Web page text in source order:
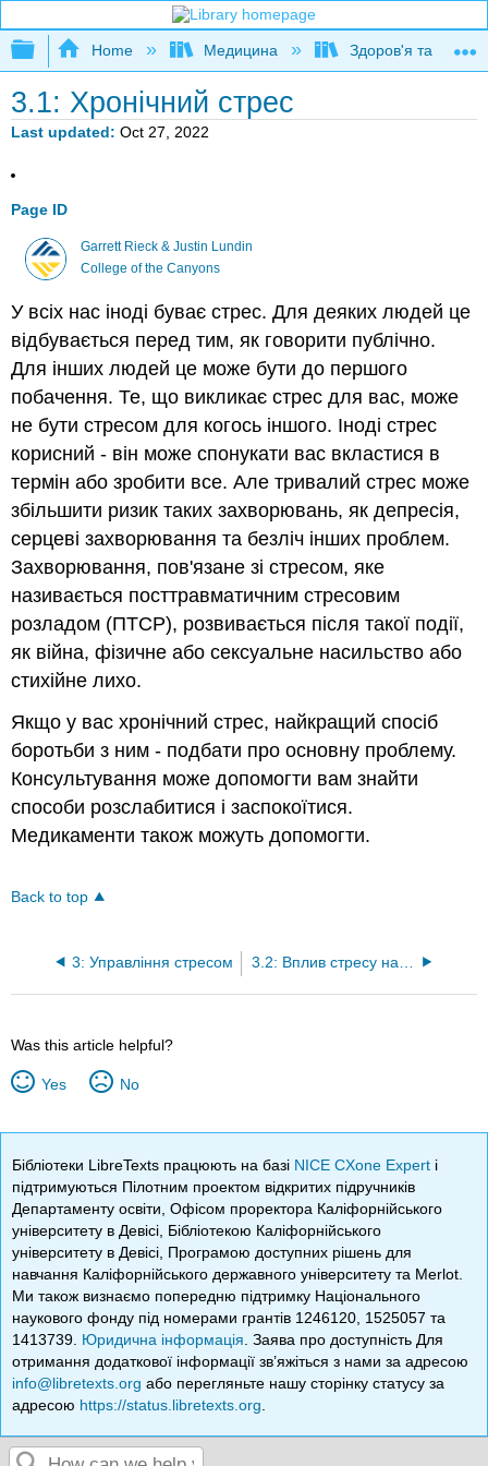
Expand/collapse global hierarchy
Home Медицина Здоров'я та фітнес
3.1: Хронічний стрес
Last updated Oct 27, 2022
Page ID
Garrett Rieck & Justin Lundin
College of the Canyons
У всіх нас іноді буває стрес. Для деяких людей це
відбувається перед тим, як говорити публічно.
Для інших людей це може бути до першого
побачення. Те, що викликає стрес для вас, може
не бути стресом для когось іншого. Іноді стрес
корисний - він може спонукати вас вкластися в
термін або зробити все. Але тривалий стрес може
збільшити ризик таких захворювань, як депресія,
серцеві захворювання та безліч інших проблем.
Захворювання, пов'язане зі стресом, яке
називається посттравматичним стресовим
розладом (ПТСР), розвивається після такої події,
як війна, фізичне або сексуальне насильство або
стихійне лихо.
Якщо у вас хронічний стрес, найкращий спосіб
боротьби з ним - подбати про основну проблему.
Консультування може допомогти вам знайти
способи розслабитися і заспокоїтися.
Медикаменти також можуть допомогти.
Back to top
3: Управління стресом
Was this article helpful?
Yes No
Бібліотеки LibreTexts працюють на базі NICE CXone Expert і
підтримуються Пілотним проектом відкритих підручників
Департаменту освіти, Офісом проректора Каліфорнійського
університету в Девісі, Бібліотекою Каліфорнійського
університету в Девісі, Програмою доступних рішень для
навчання Каліфорнійського державного університету та Merlot.
Ми також визнаємо попередню підтримку Національного
наукового фонду під номерами грантів 1246120, 1525057 та
1413739. Юридична інформація . Заява про доступність Для
отримання додаткової інформації зв’яжіться з нами за адресою
info@libretexts.org або перегляньте нашу сторінку статусу за
адресою https://status.libretexts.org